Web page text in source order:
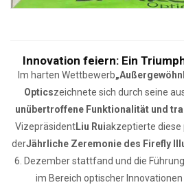
Innovation feiern: Ein
Im harten Wettbewerb
Opticszeichnete sich durch seine
unübertroffene Funktionalität und
VizepräsidentLiu Ruiakzeptierte diese
derJährliche Zeremonie des Firefly
6. Dezember stattfand und die
im Bereich optischer